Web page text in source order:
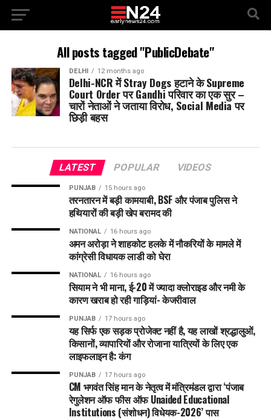
All posts tagged "PublicDebate"
DELHI 12 months ago
Delhi-NCR में Stray Dogs हटाने के Supreme
Court Order पर Gandhi परिवार का एक सुर –
चारों नेताओं ने जताया विरोध, Social Media पर
छिड़ी बहस
LATEST POPULAR VIDEOS
PUNJAB 15 hours ago
तरनतारन में बड़ी कामयाबी, BSF और पंजाब पुलिस ने
हथियारों की बड़ी खेप बरामद की
NATIONAL 16 hours ago
अमन अरोड़ा ने शाहकोट हलके में नौकरियों के मामले में
कांग्रेसी विधायक लाडी को घेरा
NATIONAL 16 hours ago
सियाम ने भी माना, ई-20 में ज्यादा क्लोराइड और नमी के
कारण खराब हो रही गाड़ियां- केजरीवाल
PUNJAB 17 hours ago
यह सिर्फ एक सड़क प्रोजेक्ट नहीं है, यह लाखों श्रद्धालुओं,
किसानों, व्यापारियों और रोजाना यात्रियों के लिए एक
लाइफलाइन है: कंग
PUNJAB 17 hours ago
CM भगवंत सिंह मान के नेतृत्व में मंत्रिमंडल द्वारा ‘पंजाब
रेगुलेशन ऑफ फीस ऑफ Unaided Educational
Institutions (संशोधन) विधेयक-2026’ पास